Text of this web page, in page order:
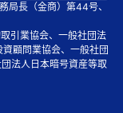
局長（金商）第44号、
引業協会、一般社団法
顧問業協会、一般社団
法人日本暗号資産等取